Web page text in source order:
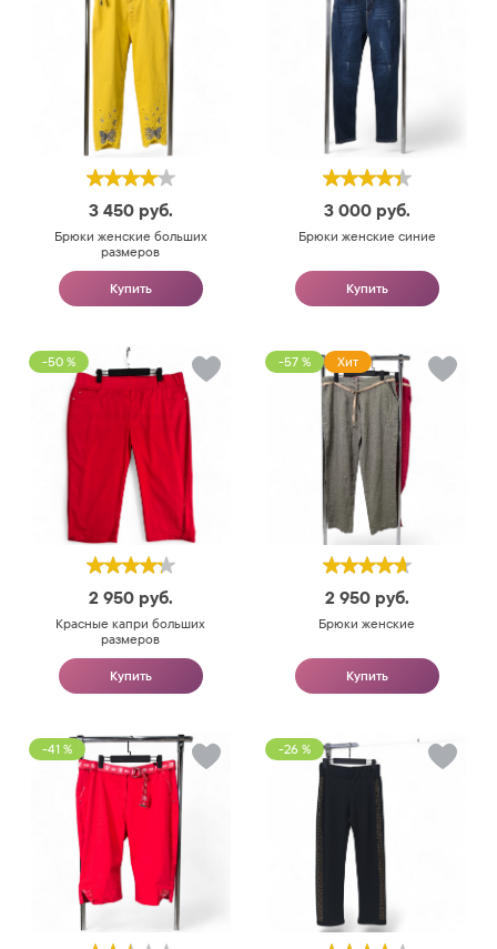
3 450 руб.
Брюки женские больших
размеров
Купить
3 000 руб.
Брюки женские синие
Купить
-50 %
2 950 руб.
Красные капри больших
размеров
Купить
-57 % Хит
2 950 руб.
Брюки женские
Купить
-41 % -26 %